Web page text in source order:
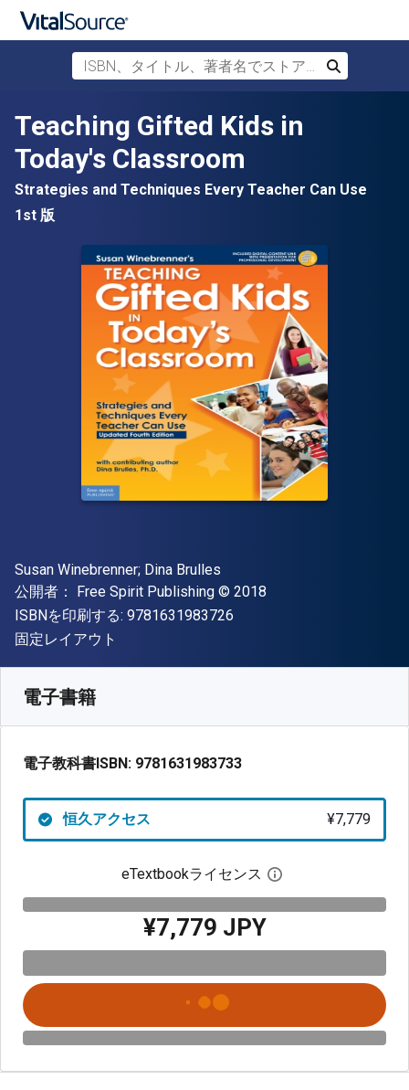
メインコンテンツへスキップ
ISBN、タイトル、著者名でストアを検索
検索
Teaching Gifted Kids in
Today's Classroom
Strategies and Techniques Every Teacher Can Use
1st 版
著者
Susan Winebrenner; Dina Brulles
出版社
公開者： Free Spirit Publishing 著作権
© 2018
ISBNを印刷する: 9781631983726
形式
固定レイアウト
電子書籍
電子教科書ISBN: 9781631983733
恒久アクセス ¥7,779
eTextbookライセンス デジタルライセン
¥7,779 JPY